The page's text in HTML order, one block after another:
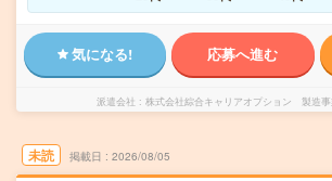
気になる! 応募へ進む
派遣会社 株式会社綜合キャリアオプション 製造事
未読 掲載日 2026/08/05